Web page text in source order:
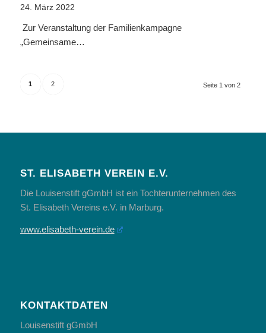
24. März 2022
Zur Veranstaltung der Familienkampagne
„Gemeinsame…
Seite 1 von 2
1 2
ST. ELISABETH VEREIN E.V.
Die Louisenstift gGmbH ist ein Tochterunternehmen des
St. Elisabeth Vereins e.V. in Marburg.
www.elisabeth-verein.de
KONTAKTDATEN
Louisenstift gGmbH